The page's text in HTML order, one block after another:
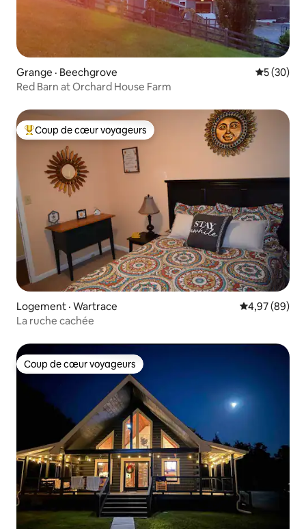
Grange · Beechgrove Note
5 (30)
Red Barn at Orchard House Farm
Coup de cœur voyageurs parmi les plus aimés
Coup de cœur voyageurs
Logement · Wartrace Note
4,97 (89)
La ruche cachée
Coup de cœur voyageurs
Coup de cœur voyageurs